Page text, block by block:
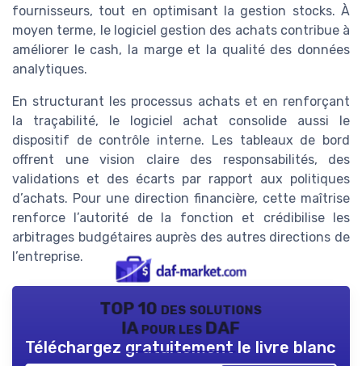
fournisseurs, tout en optimisant la gestion stocks. À
moyen terme, le logiciel gestion des achats contribue à
améliorer le cash, la marge et la qualité des données
analytiques.
En structurant les processus achats et en renforçant
la traçabilité, le logiciel achat consolide aussi le
dispositif de contrôle interne. Les tableaux de bord
offrent une vision claire des responsabilités, des
validations et des écarts par rapport aux politiques
d’achats. Pour une direction financière, cette maîtrise
renforce l’autorité de la fonction et crédibilise les
arbitrages budgétaires auprès des autres directions de
l’entreprise.
TOP 10 des solutions
IA pour les DAF
Téléchargez gratuitement le livre blanc